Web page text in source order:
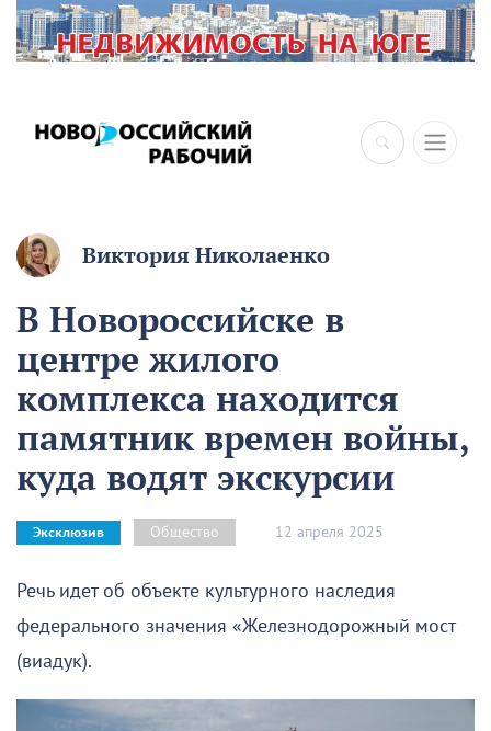
×
Виктория Николаенко
В Новороссийске в
центре жилого
комплекса находится
памятник времен войны,
куда водят экскурсии
Эксклюзив Общество 12 апреля 2025
Речь идет об объекте культурного наследия
федерального значения «Железнодорожный мост
(виадук).